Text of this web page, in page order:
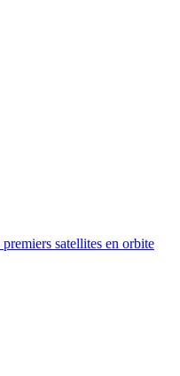
satellites en orbite